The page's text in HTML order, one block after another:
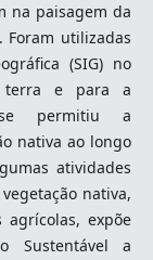
na paisagem da
Foram utilizadas
(SIG) no
terra e para a
permitiu a
nativa ao longo
atividades
nativa,
expõe
Sustentável a